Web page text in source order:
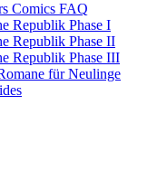
Comics FAQ
Republik Phase I
Republik Phase II
Republik Phase III
für Neulinge